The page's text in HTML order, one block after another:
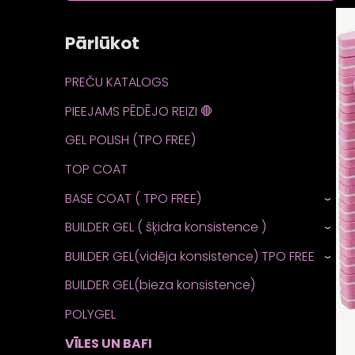
Pārlūkot
PREČU KATALOGS
PIEEJAMS PĒDĒJO REIZI 🛑
GEL POLISH (TPO FREE)
TOP COAT
BASE COAT ( TPO FREE)
›
BUILDER GEL ( šķidra konsistence ) ›
BUILDER GEL(vidēja konsistence) TPO FREE ›
BUILDER GEL(bieza konsistence)
POLYGEL
VĪLES UN BAFI